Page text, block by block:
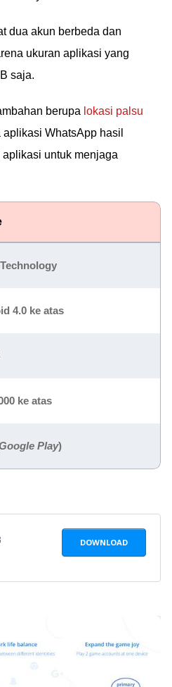
dua akun berbeda dan
ukuran aplikasi yang
saja.
berupa lokasi palsu
WhatsApp hasil
untuk menjaga
4.0 ke atas
ke atas
Play)
DOWNLOAD